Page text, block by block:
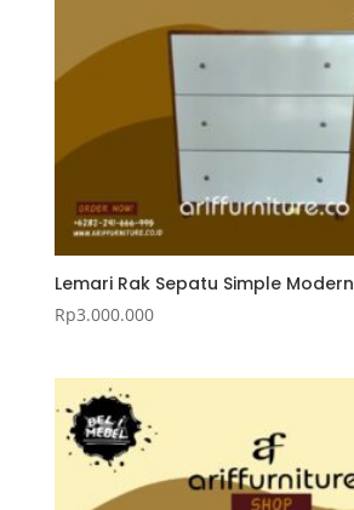
Lemari Rak Sepatu Simple Modern
Rp3.000.000